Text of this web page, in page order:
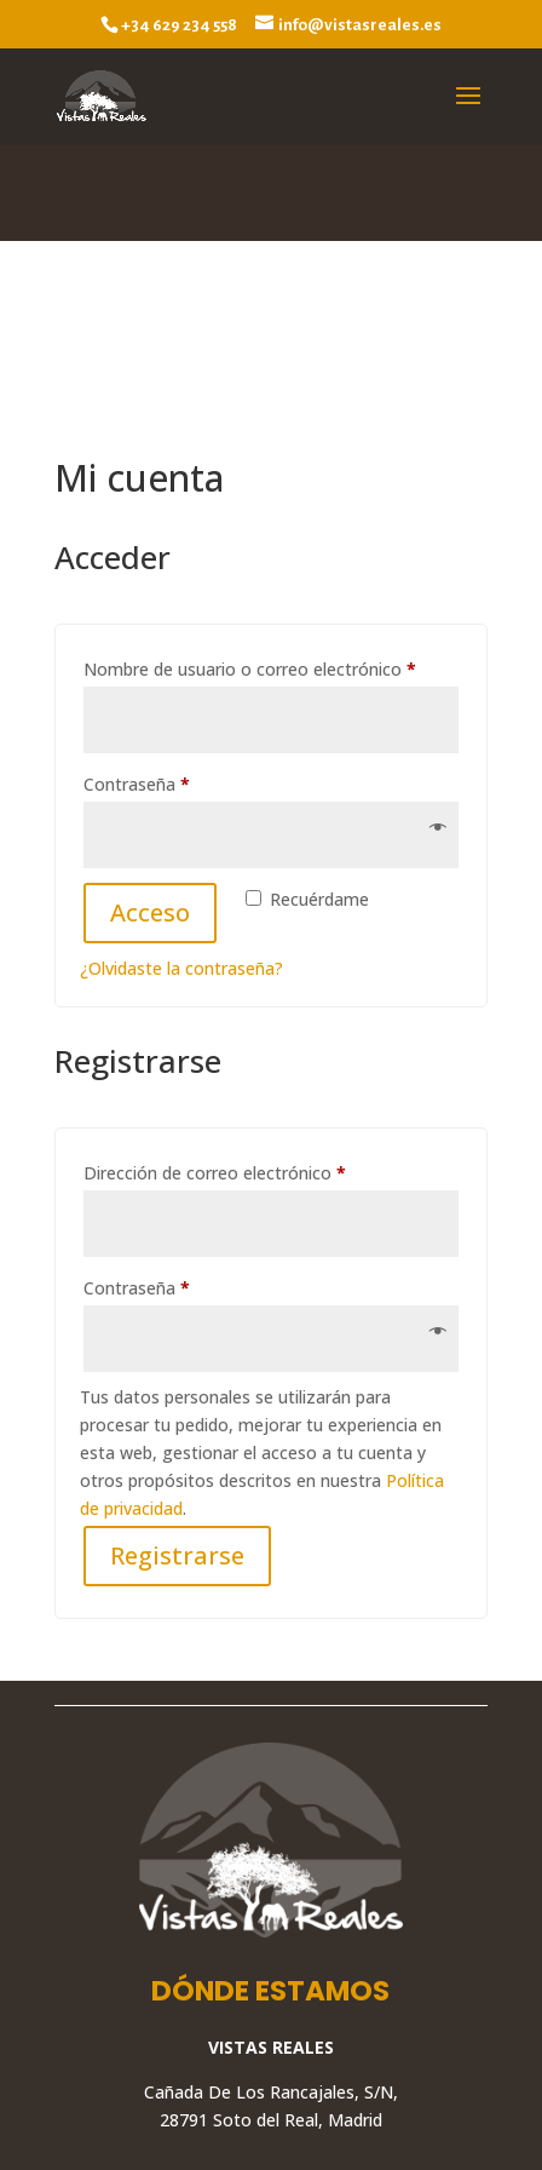
+34 629 234 558 info@vistasreales.es
Mi cuenta
Acceder
Nombre de usuario o correo electrónico *Obligatorio
Contraseña *Obligatorio
Recuérdame
Acceso
¿Olvidaste la contraseña?
Registrarse
Dirección de correo electrónico *Obligatorio
Contraseña *Obligatorio
Tus datos personales se utilizarán para
procesar tu pedido, mejorar tu experiencia en
esta web, gestionar el acceso a tu cuenta y
otros propósitos descritos en nuestra Política
de privacidad.
Registrarse
DÓNDE ESTAMOS
VISTAS REALES
Cañada De Los Rancajales, S/N,
28791 Soto del Real, Madrid